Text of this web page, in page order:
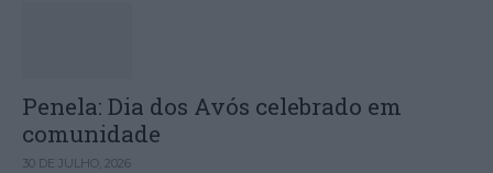
Penela: Dia dos Avós celebrado em
comunidade
30 DE JULHO, 2026